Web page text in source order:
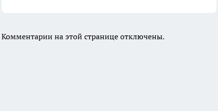
Комментарии на этой странице отключены.